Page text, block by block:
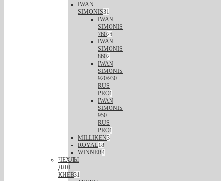
IWAN
SIMONIS31
IWAN
SIMONIS
76026
IWAN
SIMONIS
8602
IWAN
SIMONIS
920/930
RUS
PRO1
IWAN
SIMONIS
950
RUS
PRO1
MILLIKEN3
ROYAL18
WINNER4
ЧЕХЛЫ
ДЛЯ
КИЕВ31